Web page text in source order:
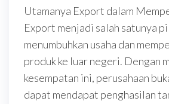
Utamanya Export dalam
Export menjadi salah satunya
menumbuhkan usaha dan
produk ke luar negeri. Dengan
kesempatan ini, perusahaan
dapat mendapat penghasilan